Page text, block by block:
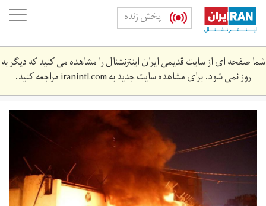
Skip
main
content
پخش زنده
شما صفحه ای از سایت قدیمی ایران اینترنشنال را مشاهده می کنید که دیگر به
روز نمی شود. برای مشاهده سایت جدید بهiranintl.comمراجعه کنید.
آتش
کشیدن
کنسولگری